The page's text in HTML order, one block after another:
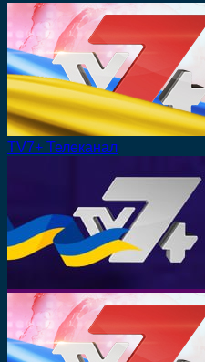
TV7+ Телеканал